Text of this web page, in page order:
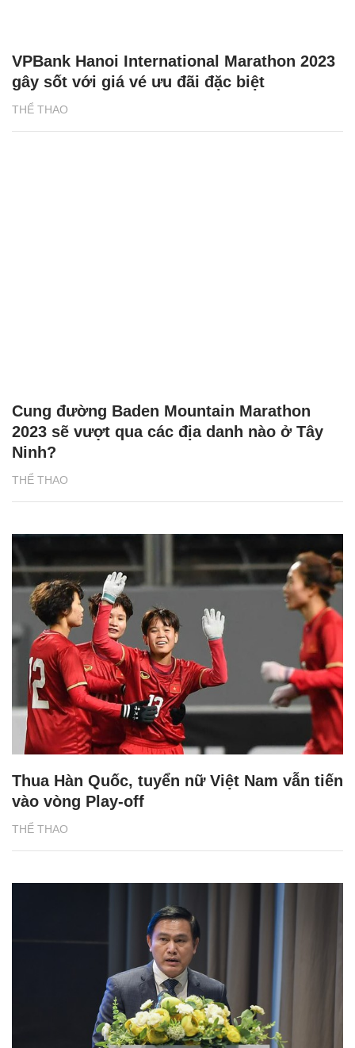
THỂ THAO
VPBank Hanoi International Marathon 2023
gây sốt với giá vé ưu đãi đặc biệt
THỂ THAO
Cung đường Baden Mountain Marathon
2023 sẽ vượt qua các địa danh nào ở Tây
Ninh?
THỂ THAO
Thua Hàn Quốc, tuyển nữ Việt Nam vẫn tiến
vào vòng Play-off